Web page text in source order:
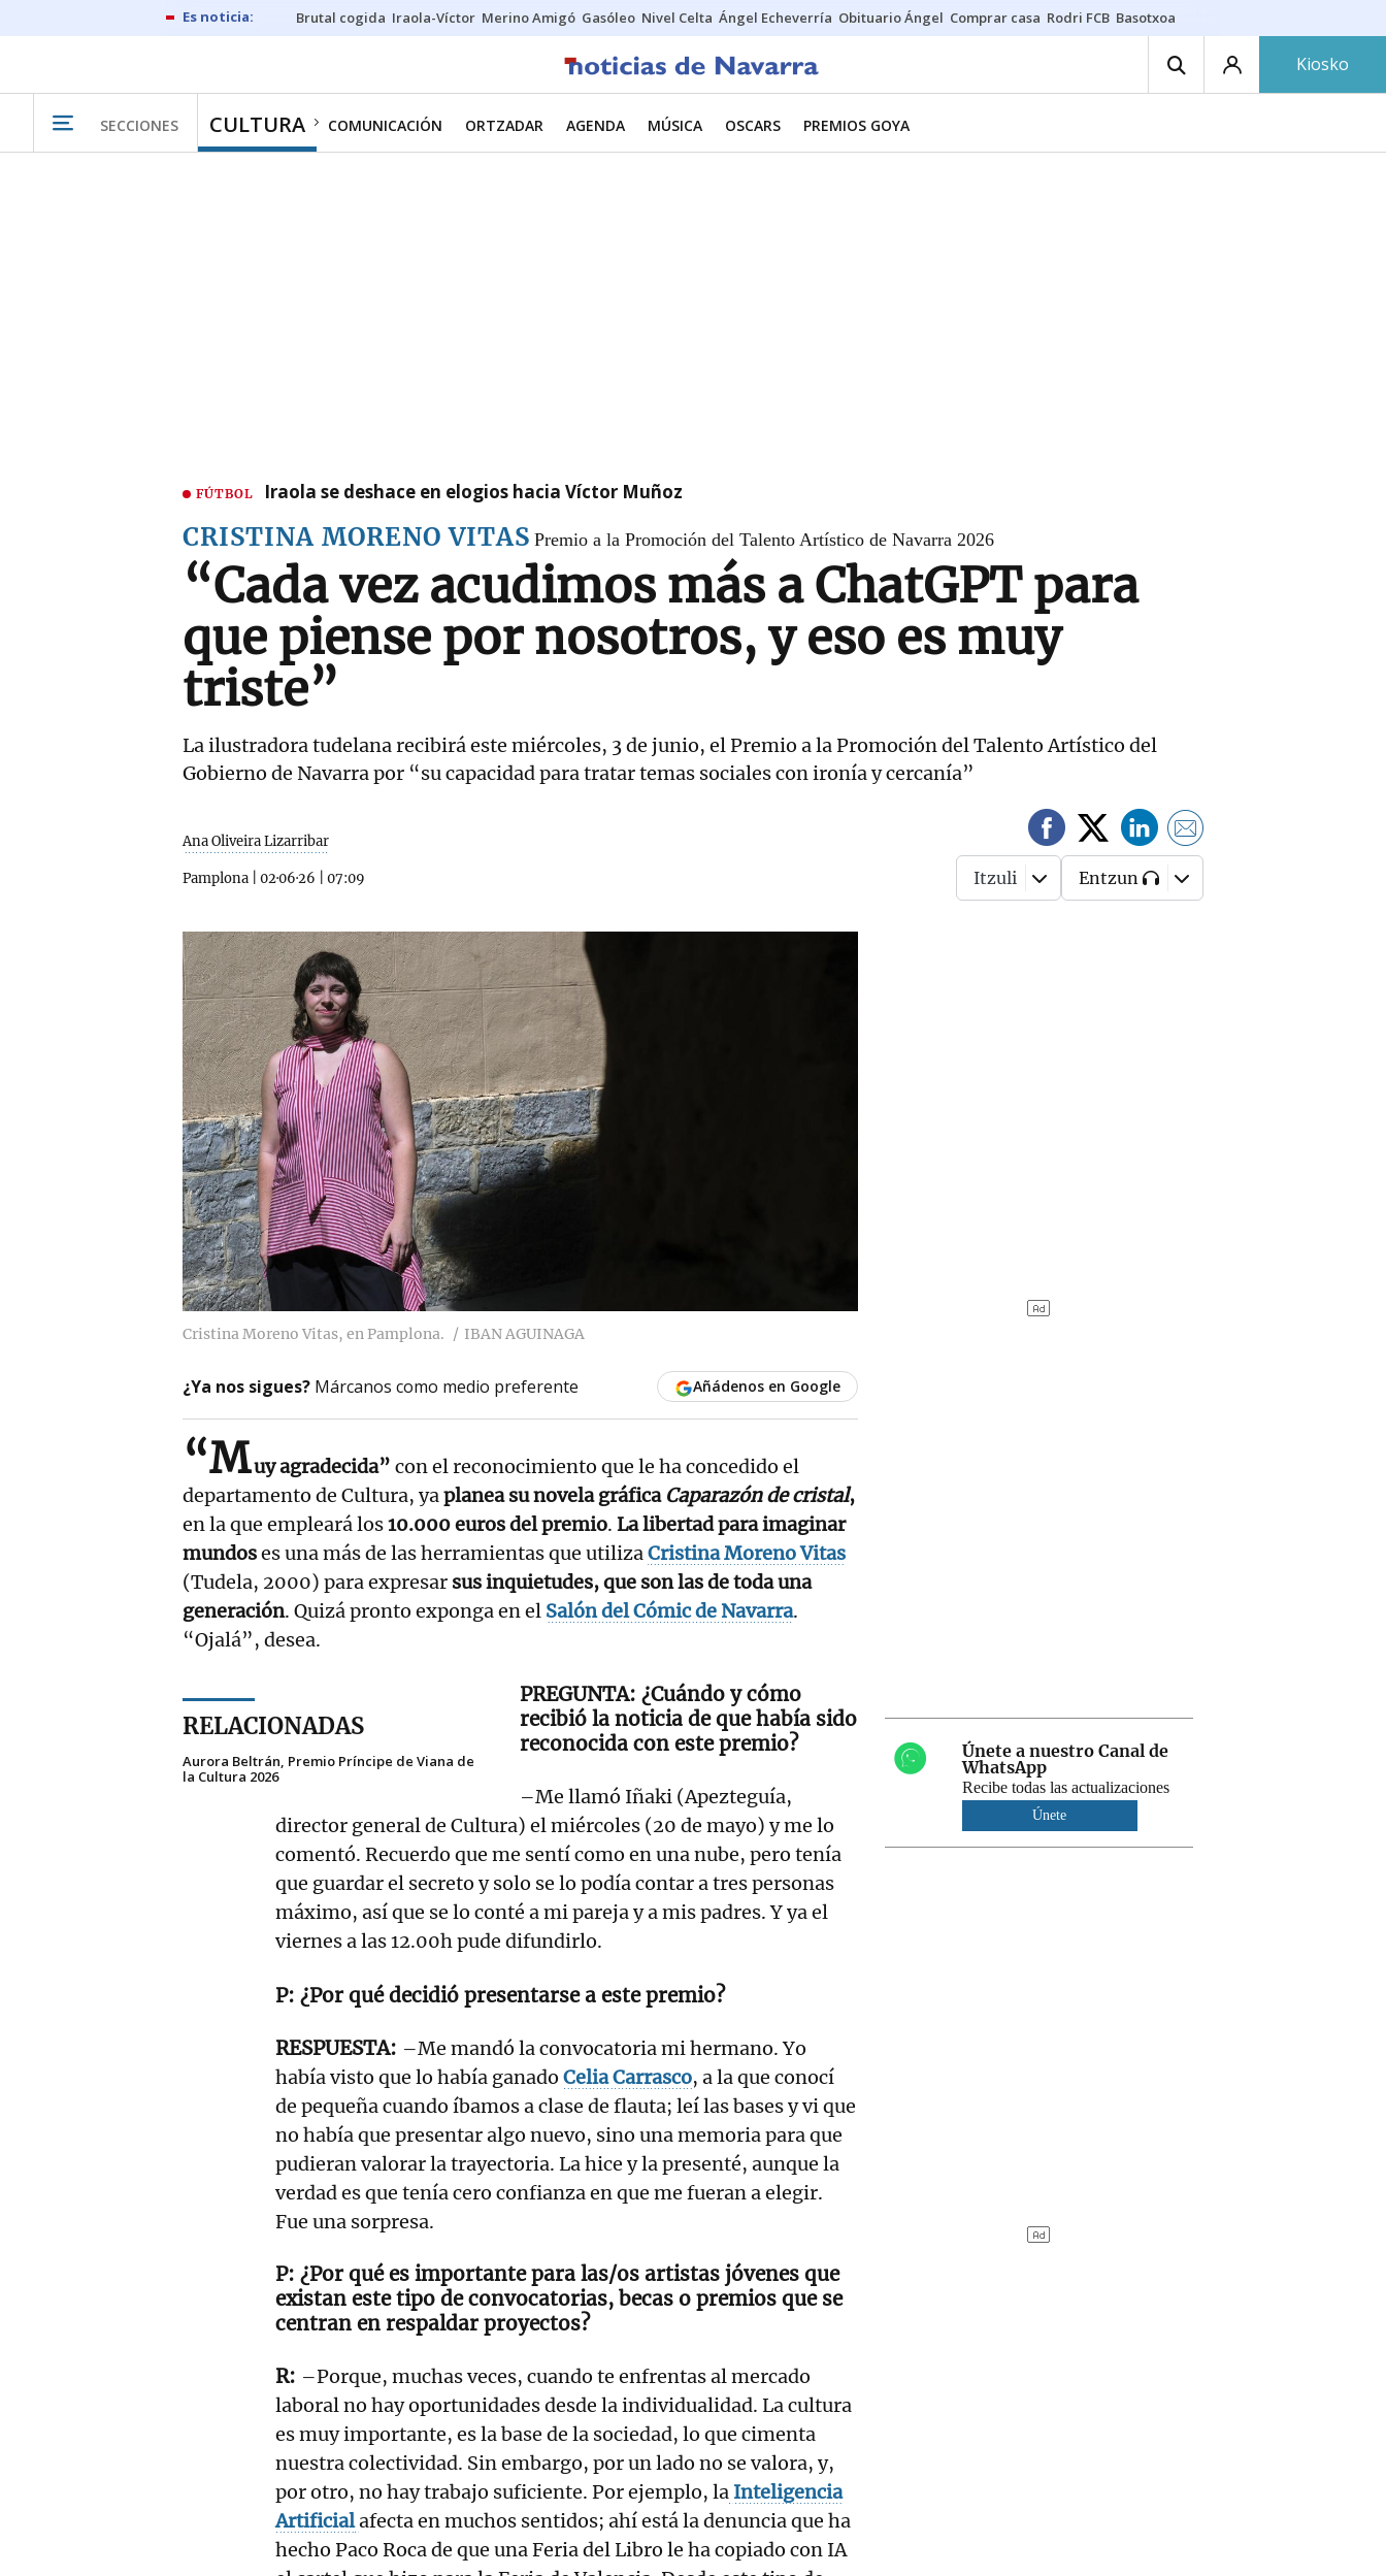
Brutal cogida Iraola-Víctor Merino Amigó Gasóleo Nivel Celta Ángel Echeverría Obituario Ángel Comprar casa Rodri FCB Basotxoa
Kiosko
SECCIONES CULTURA COMUNICACIÓN ORTZADAR AGENDA MÚSICA OSCARS PREMIOS GOYA
FÚTBOL Iraola se deshace en elogios hacia Víctor Muñoz
CRISTINA MORENO VITAS Premio a la Promoción del Talento Artístico de Navarra 2026
“Cada vez acudimos más a ChatGPT para
que piense por nosotros, y eso es muy
triste”
La ilustradora tudelana recibirá este miércoles, 3 de junio, el Premio a la Promoción del Talento Artístico del
Gobierno de Navarra por “su capacidad para tratar temas sociales con ironía y cercanía”
Ana Oliveira Lizarribar
Pamplona 02·06·26 07:09 Itzuli Entzun
Cristina Moreno Vitas, en Pamplona. IBAN AGUINAGA
¿Ya nos sigues? Márcanos como medio preferente Añádenos en Google
“Muy agradecida” con el reconocimiento que le ha concedido el
departamento de Cultura, yaplanea su novela gráficaCaparazón de cristal,
en la que empleará los10.000 euros del premio. La libertad para imaginar
mundoses una más de las herramientas que utilizaCristina Moreno Vitas
(Tudela, 2000) para expresar sus inquietudes, que son las de toda una
generación. Quizá pronto exponga en el Salón del Cómic de Navarra.
“Ojalá”, desea.
RELACIONADAS
Aurora Beltrán, Premio Príncipe de Viana de
la Cultura 2026
¿Cuándo y cómo
recibió la noticia de que había sido
reconocida con este premio?
–Me llamó Iñaki (Apezteguía,
director general de Cultura) el miércoles (20 de mayo) y me lo
comentó. Recuerdo que me sentí como en una nube, pero tenía
que guardar el secreto y solo se lo podía contar a tres personas
máximo, así que se lo conté a mi pareja y a mis padres. Y ya el
viernes a las 12.00h pude difundirlo.
¿Por qué decidió presentarse a este premio?
–Me mandó la convocatoria mi hermano. Yo
había visto que lo había ganado Celia Carrasco, a la que conocí
de pequeña cuando íbamos a clase de flauta; leí las bases y vi que
no había que presentar algo nuevo, sino una memoria para que
pudieran valorar la trayectoria. La hice y la presenté, aunque la
verdad es que tenía cero confianza en que me fueran a elegir.
Fue una sorpresa.
¿Por qué es importante para las/os artistas jóvenes que
existan este tipo de convocatorias, becas o premios que se
centran en respaldar proyectos?
–Porque, muchas veces, cuando te enfrentas al mercado
laboral no hay oportunidades desde la individualidad. La cultura
es muy importante, es la base de la sociedad, lo que cimenta
nuestra colectividad. Sin embargo, por un lado no se valora, y,
por otro, no hay trabajo suficiente. Por ejemplo, la Inteligencia
Artificialafecta en muchos sentidos; ahí está la denuncia que ha
hecho Paco Roca de que una Feria del Libro le ha copiado con IA
Únete a nuestro Canal de
WhatsApp
Recibe todas las actualizaciones
Únete